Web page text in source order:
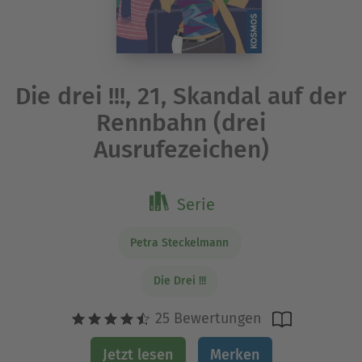
Die drei !!!, 21, Skandal auf der
Rennbahn (drei
Ausrufezeichen)
Serie
Petra Steckelmann
Die Drei !!!
25 Bewertungen
Jetzt lesen Merken